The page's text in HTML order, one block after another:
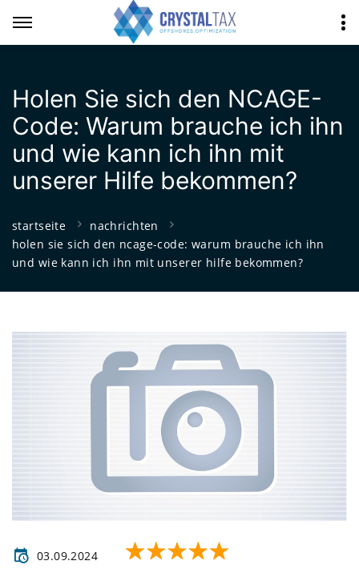
Holen Sie sich den NCAGE-
Code: Warum brauche ich ihn
und wie kann ich ihn mit
unserer Hilfe bekommen?
startseite
nachrichten
holen sie sich den ncage-code: warum brauche ich ihn
und wie kann ich ihn mit unserer hilfe bekommen?
03.09.2024